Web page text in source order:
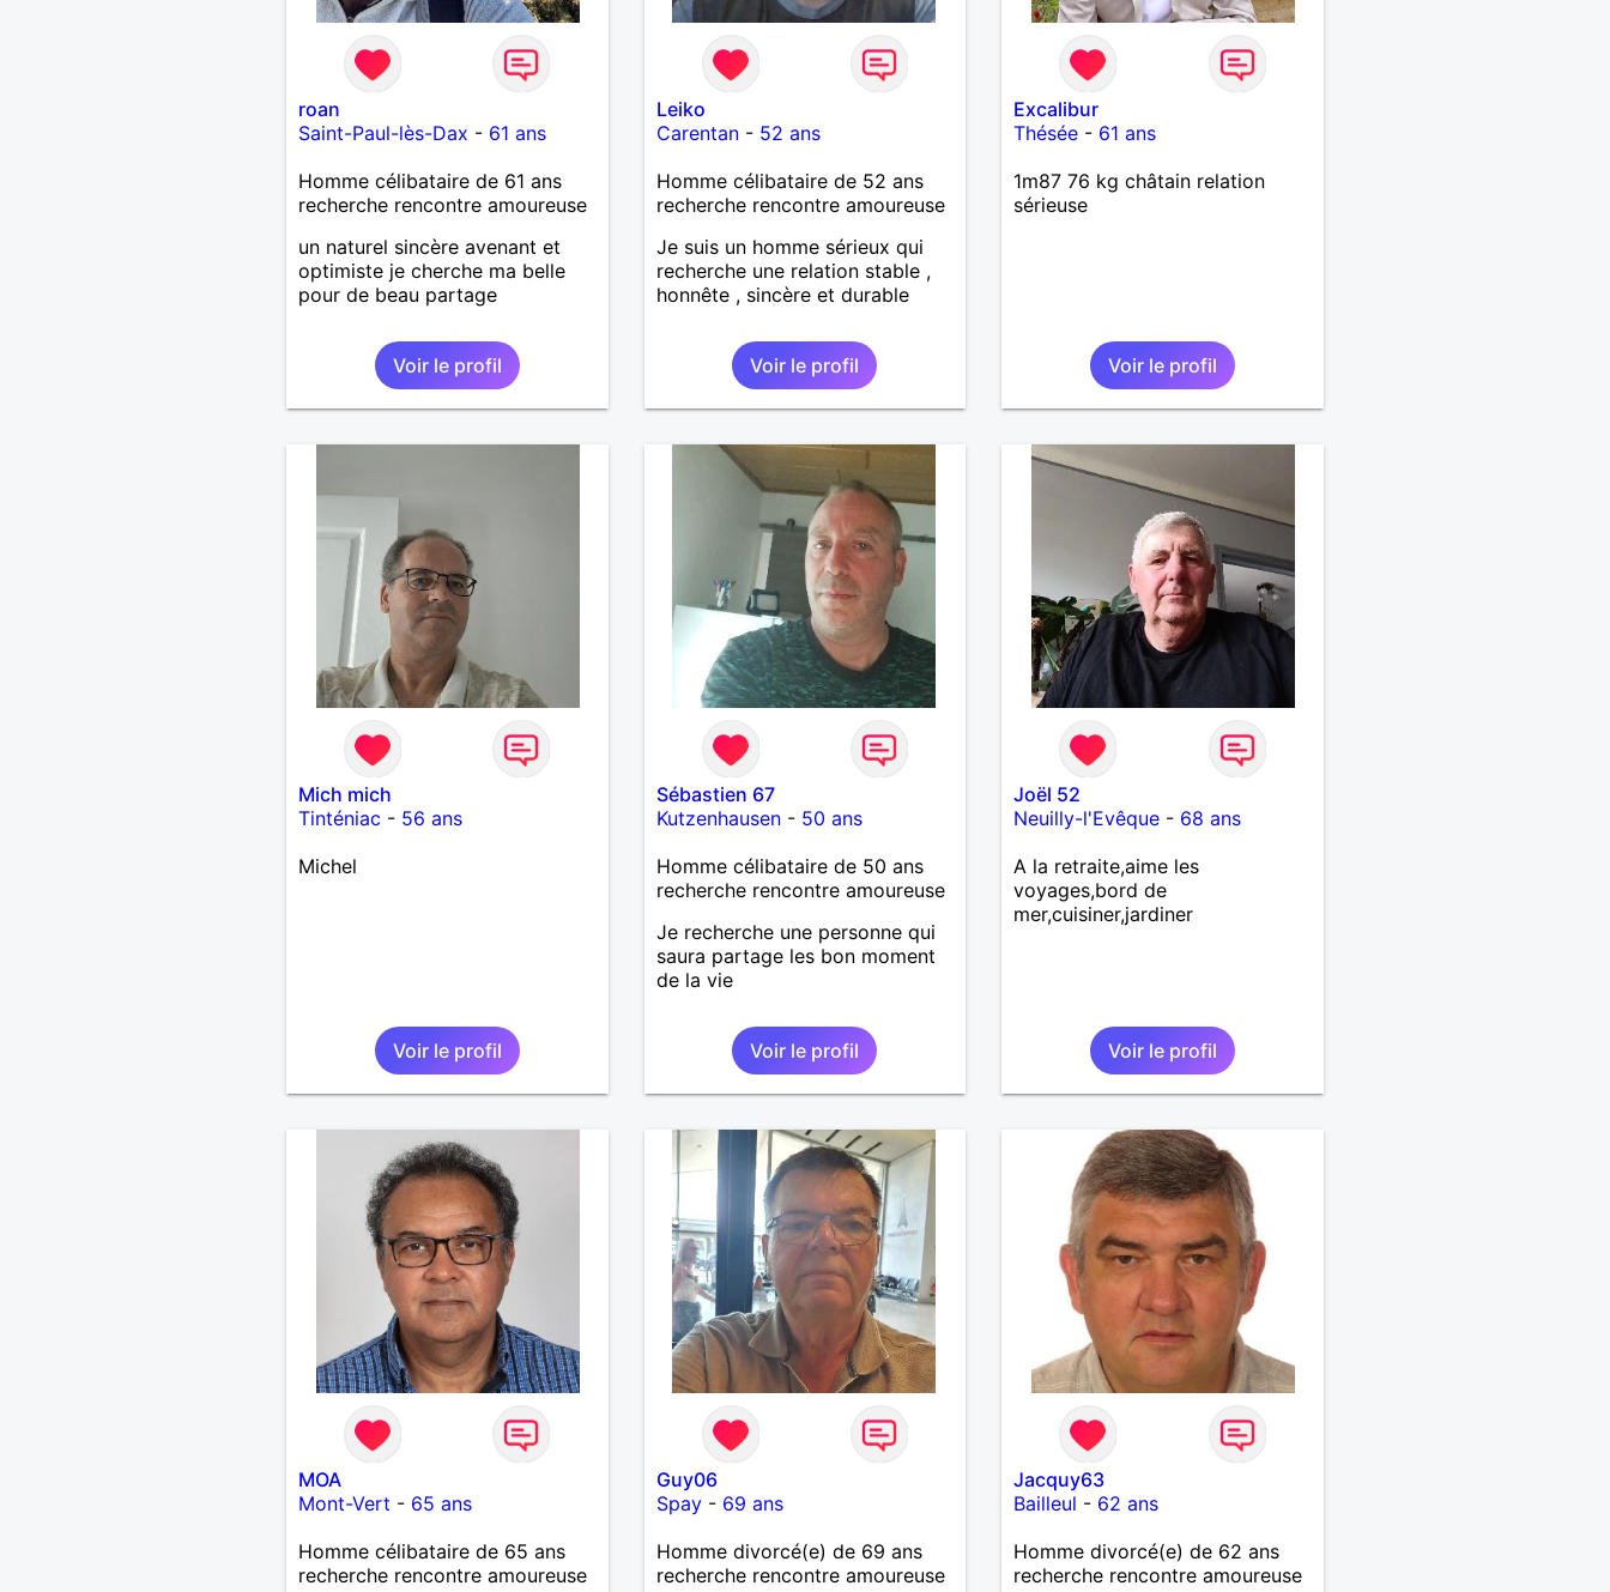
roan
Saint-Paul-lès-Dax - 61 ans
Homme célibataire de 61 ans
recherche rencontre amoureuse
un naturel sincère avenant et
optimiste je cherche ma belle
pour de beau partage
Voir le profil
Leiko
Carentan- 52 ans
Homme célibataire de 52 ans
recherche rencontre amoureuse
Je suis un homme sérieux qui
recherche une relation stable ,
honnête , sincère et durable
Voir le profil
Excalibur
Thésée - 61 ans
1m87 76 kg châtain relation
sérieuse
Voir le profil
Mich mich
Tinténiac - 56 ans
Michel
Voir le profil
Sébastien 67
Kutzenhausen- 50 ans
Homme célibataire de 50 ans
recherche rencontre amoureuse
Je recherche une personne qui
saura partage les bon moment
de la vie
Voir le profil
Joël 52
Neuilly-l'Evêque - 68 ans
A la retraite,aime les
voyages,bord de
mer,cuisiner,jardiner
Voir le profil
MOA
Mont-Vert - 65 ans
Homme célibataire de 65 ans
recherche rencontre amoureuse
Guy06
Spay- 69 ans
Homme divorcé(e) de 69 ans
recherche rencontre amoureuse
Jacquy63
Bailleul - 62 ans
Homme divorcé(e) de 62 ans
recherche rencontre amoureuse